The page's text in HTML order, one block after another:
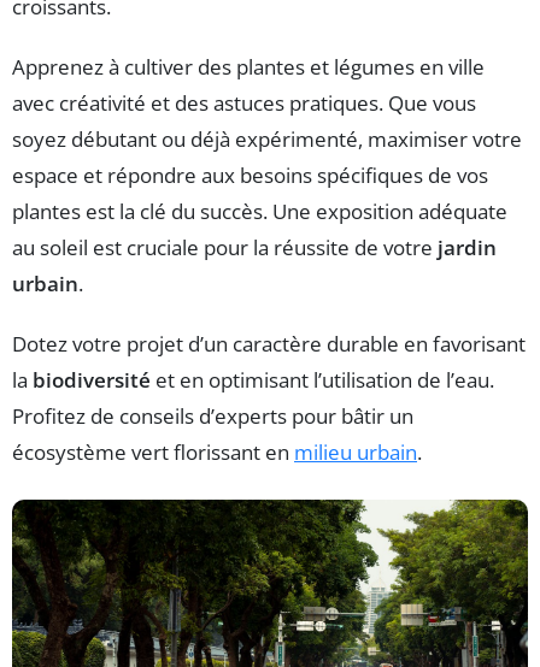
croissants.
Apprenez à cultiver des plantes et légumes en ville
avec créativité et des astuces pratiques. Que vous
soyez débutant ou déjà expérimenté, maximiser votre
espace et répondre aux besoins spécifiques de vos
plantes est la clé du succès. Une exposition adéquate
au soleil est cruciale pour la réussite de votre jardin
urbain.
Dotez votre projet d’un caractère durable en favorisant
la biodiversité et en optimisant l’utilisation de l’eau.
Profitez de conseils d’experts pour bâtir un
écosystème vert florissant en milieu urbain.